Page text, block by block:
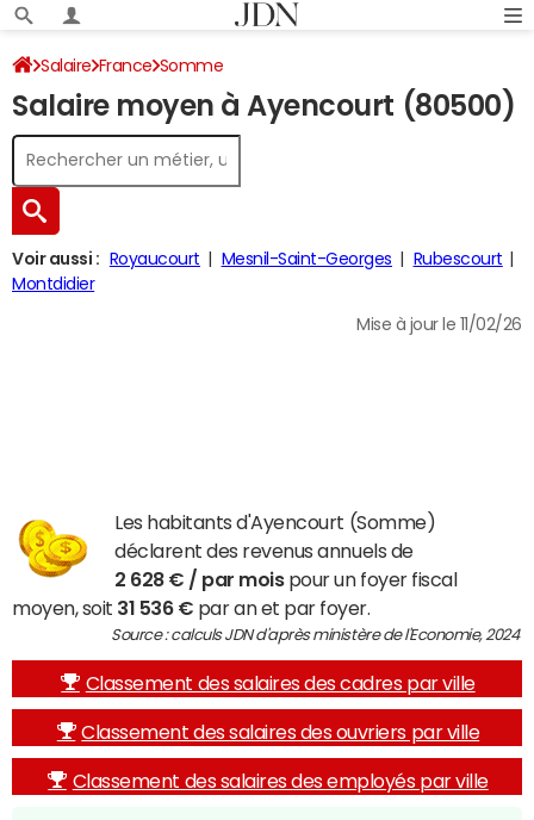
Salaire France Somme
Salaire moyen à Ayencourt (80500)
Voir aussi : Royaucourt Mesnil-Saint-Georges
Rubescourt
Montdidier
Mise à jour le 11/02/26
Les habitants d'Ayencourt (Somme)
déclarent des revenus annuels de
2 628 € / par moispour un foyer fiscal
moyen, soit 31 536 € par an et par foyer.
Source : calculs JDN d'après ministère de l'Economie, 2024
Classement des salaires des cadres par ville
Classement des salaires des ouvriers par ville
Classement des salaires des employés par ville